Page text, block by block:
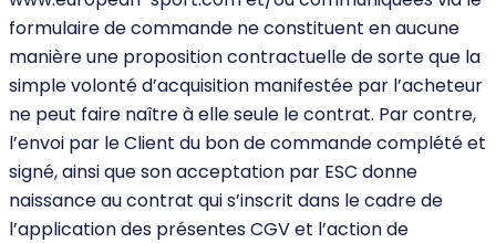
formulaire de commande ne constituent en aucune
manière une proposition contractuelle de sorte que la
simple volonté d’acquisition manifestée par l’acheteur
ne peut faire naître à elle seule le contrat. Par contre,
l’envoi par le Client du bon de commande complété et
signé, ainsi que son acceptation par ESC donne
naissance au contrat qui s’inscrit dans le cadre de
l’application des présentes CGV et l’action de